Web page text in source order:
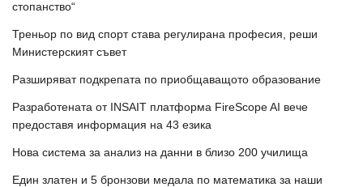
стопанство“
Треньор по вид спорт става регулирана професия, реши
Министерският съвет
Разширяват подкрепата по приобщаващото образование
Разработената от INSAIT платформа FireScope AI вече
предоставя информация на 43 езика
Нова система за анализ на данни в близо 200 училища
Един златен и 5 бронзови медала по математика за наши